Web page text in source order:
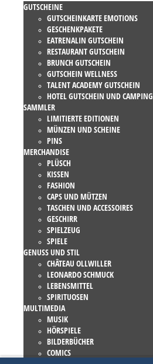
GUTSCHEINE
GUTSCHEINKARTE EMOTIONS
GESCHENKPAKETE
EATRENALIN GUTSCHEIN
RESTAURANT GUTSCHEIN
BRUNCH GUTSCHEIN
GUTSCHEIN WELLNESS
TALENT ACADEMY GUTSCHEIN
HOTEL GUTSCHEIN UND CAMPING
SAMMLER
LIMITIERTE EDITIONEN
MÜNZEN UND SCHEINE
PINS
MERCHANDISE
PLÜSCH
KISSEN
FASHION
CAPS UND MÜTZEN
TASCHEN UND ACCESSOIRES
GESCHIRR
SPIELZEUG
SPIELE
GENUSS UND STIL
CHÂTEAU OLLWILLER
LEONARDO SCHMUCK
LEBENSMITTEL
SPIRITUOSEN
MULTIMEDIA
MUSIK
HÖRSPIELE
BILDERBÜCHER
COMICS